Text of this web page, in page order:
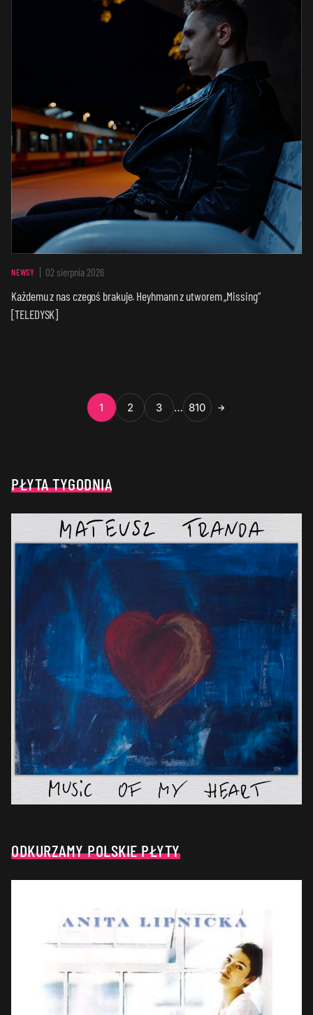
NEWSY 02 sierpnia 2026
Każdemu z nas czegoś brakuje. Heyhmann z utworem „Missing”
[TELEDYSK]
1 2 3 … 810 →
PŁYTA TYGODNIA
ODKURZAMY POLSKIE PŁYTY